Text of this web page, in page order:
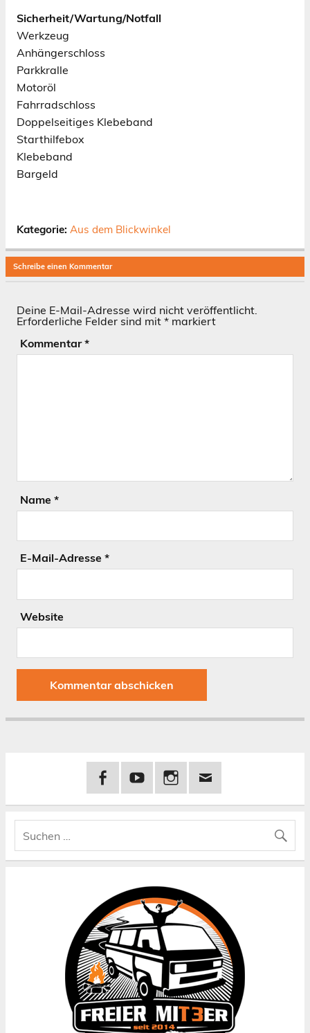
Sicherheit/Wartung/Notfall
Werkzeug
Anhängerschloss
Parkkralle
Motoröl
Fahrradschloss
Doppelseitiges Klebeband
Starthilfebox
Klebeband
Bargeld
Kategorie: Aus dem Blickwinkel
Schreibe einen Kommentar
Deine E-Mail-Adresse wird nicht veröffentlicht.
Erforderliche Felder sind mit * markiert
Kommentar*
Name *
E-Mail-Adresse *
Website